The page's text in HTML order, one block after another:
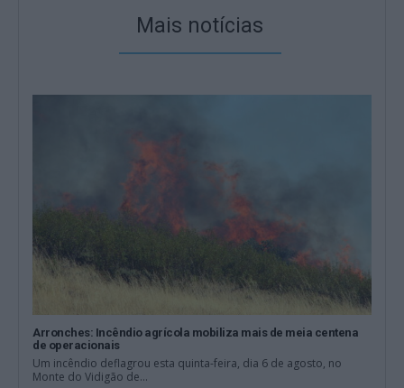
Mais notícias
Arronches: Incêndio agrícola mobiliza mais de meia centena
de operacionais
Um incêndio deflagrou esta quinta-feira, dia 6 de agosto, no
Monte do Vidigão de...